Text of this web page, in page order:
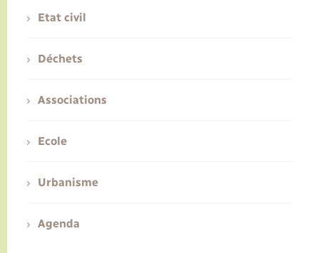
Etat civil
Déchets
Associations
Ecole
Urbanisme
Agenda